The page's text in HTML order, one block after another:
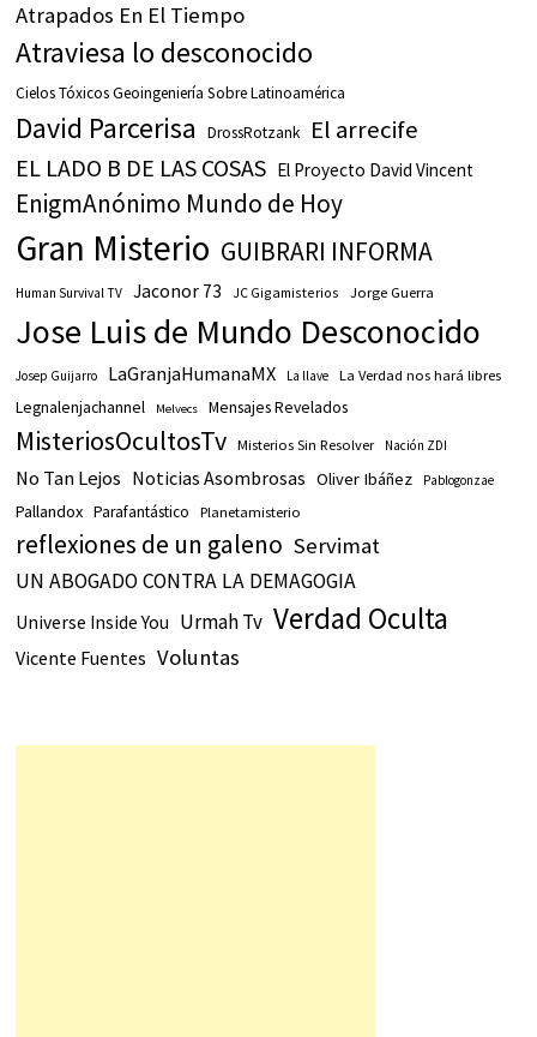
Atrapados En El Tiempo
Atraviesa lo desconocido
Cielos Tóxicos Geoingeniería Sobre Latinoamérica
David Parcerisa DrossRotzank El arrecife
EL LADO B DE LAS COSAS El Proyecto David Vincent
EnigmAnónimo Mundo de Hoy
Gran Misterio GUIBRARI INFORMA
Human Survival TV Jaconor 73 JC Gigamisterios Jorge Guerra
Jose Luis de Mundo Desconocido
Josep Guijarro LaGranjaHumanaMX La llave La Verdad nos hará libres
Legnalenjachannel Melvecs Mensajes Revelados
MisteriosOcultosTv Misterios Sin Resolver Nación ZDI
No Tan Lejos Noticias Asombrosas Oliver Ibáñez Pablogonzae
Pallandox Parafantástico Planetamisterio
reflexiones de un galeno Servimat
UN ABOGADO CONTRA LA DEMAGOGIA
Universe Inside You Urmah Tv Verdad Oculta
Vicente Fuentes Voluntas